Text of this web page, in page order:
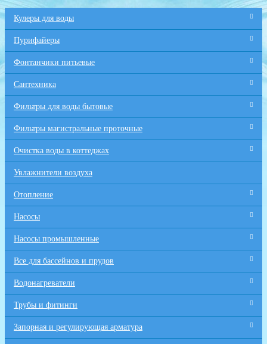
Кулеры для воды
Пурифайеры
Фонтанчики питьевые
Сантехника
Фильтры для воды бытовые
Фильтры магистральные проточные
Очистка воды в коттеджах
Увлажнители воздуха
Отопление
Насосы
Насосы промышленные
Все для бaссейнов и прудов
Водонагреватели
Трубы и фитинги
Запорная и регулирующая арматура